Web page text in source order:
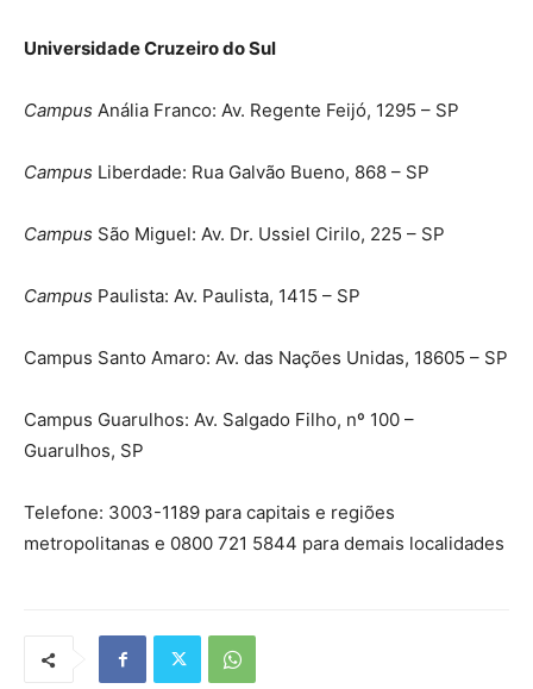
Universidade Cruzeiro do Sul
Campus Anália Franco: Av. Regente Feijó, 1295 – SP
Campus Liberdade: Rua Galvão Bueno, 868 – SP
Campus São Miguel: Av. Dr. Ussiel Cirilo, 225 – SP
Campus Paulista: Av. Paulista, 1415 – SP
Campus Santo Amaro: Av. das Nações Unidas, 18605 – SP
Campus Guarulhos: Av. Salgado Filho, nº 100 –
Guarulhos, SP
Telefone: 3003-1189 para capitais e regiões
metropolitanas e 0800 721 5844 para demais localidades